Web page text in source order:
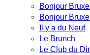
Bonjour
Bonjour
Il y a du Neuf
Le Brunch
Le Club du